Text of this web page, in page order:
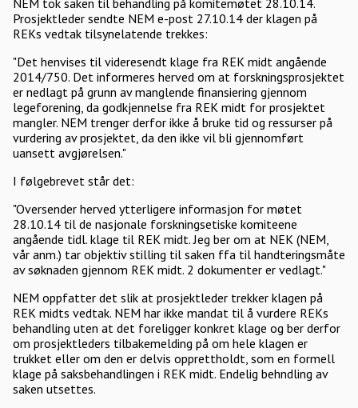
NEM tok saken til behandling på komitemøtet 28.10.14.
Prosjektleder sendte NEM e-post 27.10.14 der klagen på
REKs vedtak tilsynelatende trekkes:
"Det henvises til videresendt klage fra REK midt angående
2014/750. Det informeres herved om at forskningsprosjektet
er nedlagt på grunn av manglende finansiering gjennom
legeforening, da godkjennelse fra REK midt for prosjektet
mangler. NEM trenger derfor ikke å bruke tid og ressurser på
vurdering av prosjektet, da den ikke vil bli gjennomført
uansett avgjørelsen."
I følgebrevet står det:
"Oversender herved ytterligere informasjon for møtet
28.10.14 til de nasjonale forskningsetiske komiteene
angående tidl. klage til REK midt. Jeg ber om at NEK (NEM,
vår anm.) tar objektiv stilling til saken ffa til handteringsmåte
av søknaden gjennom REK midt. 2 dokumenter er vedlagt."
NEM oppfatter det slik at prosjektleder trekker klagen på
REK midts vedtak. NEM har ikke mandat til å vurdere REKs
behandling uten at det foreligger konkret klage og ber derfor
om prosjektleders tilbakemelding på om hele klagen er
trukket eller om den er delvis opprettholdt, som en formell
klage på saksbehandlingen i REK midt. Endelig behndling av
saken utsettes.